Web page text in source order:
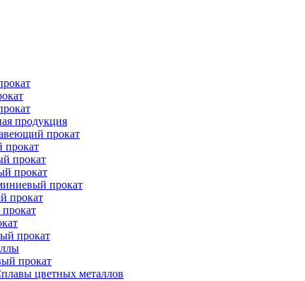
продукция
прокат
прокат
прокат
прокат
прокат
прокат
прокат
прокат
цветных металлов